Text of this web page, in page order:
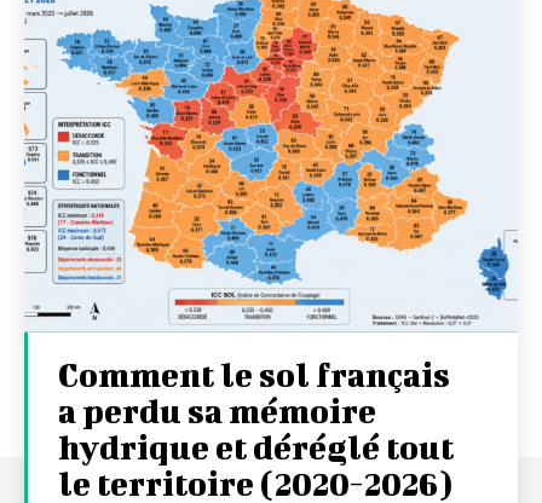
Comment le sol français
a perdu sa mémoire
hydrique et déréglé tout
le territoire (2020-2026)